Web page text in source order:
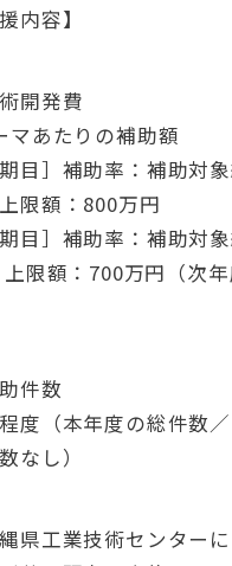
内容】
開発費
マあたりの補助額
期目］補助率：補助対
限額：800万円
期目］補助率：補助対
限額：700万円（次
件数
度（本年度の総件数
なし）
県工業技術センター